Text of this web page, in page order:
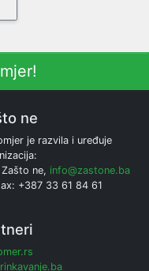
ne
je razvila i uređuje
Zašto ne, info@zastone.ba
+387 33 61 84 61